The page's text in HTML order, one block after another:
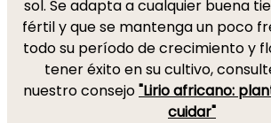
sol. Se adapta a cualquier buena
fértil y que se mantenga un poco
todo su período de crecimiento y
tener éxito en su cultivo,
nuestro consejo"Lirio africano:
cuidar"